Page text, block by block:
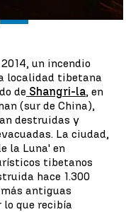
un incendio
localidad tibetana
de Shangri-la, en
(sur de China),
destruidas y
La ciudad,
la Luna' en
tibetanos
hace 1.300
antiguas
que recibía